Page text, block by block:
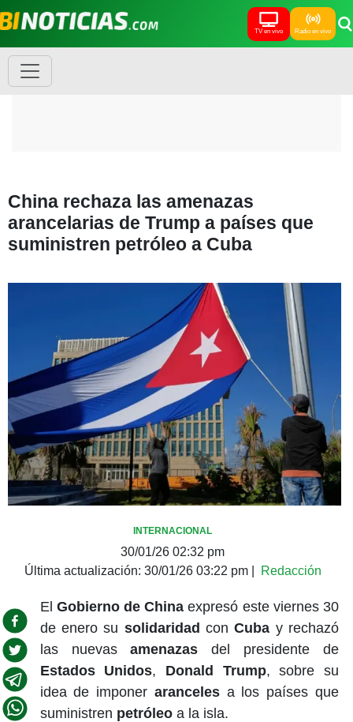
TV en vivo Radio en vivo
China rechaza las amenazas
arancelarias de Trump a países que
suministren petróleo a Cuba
INTERNACIONAL
30/01/26 02:32 pm
Última actualización: 30/01/26 03:22 pm| Redacción
El Gobierno de China expresó este viernes 30
de enero su solidaridad conCuba y rechazó
las nuevasamenazas del presidente de
Estados Unidos, Donald Trump, sobre su
idea de imponer arancelesa los países que
suministren petróleoa la isla.